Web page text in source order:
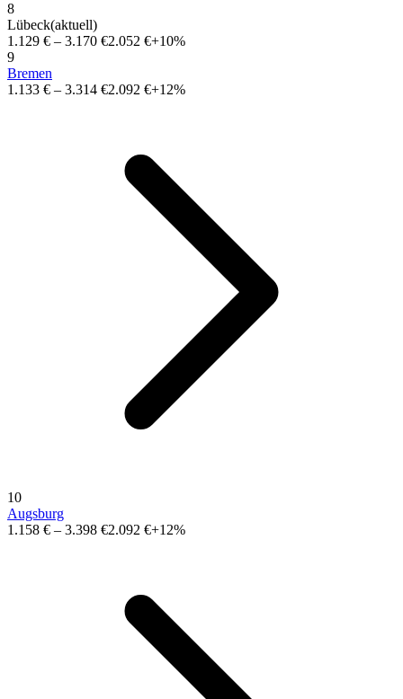
8
Lübeck(aktuell)
1.129 € – 3.170 €2.052 €+10%
9
Bremen
1.133 € – 3.314 €2.092 €+12%
10
Augsburg
1.158 € – 3.398 €2.092 €+12%